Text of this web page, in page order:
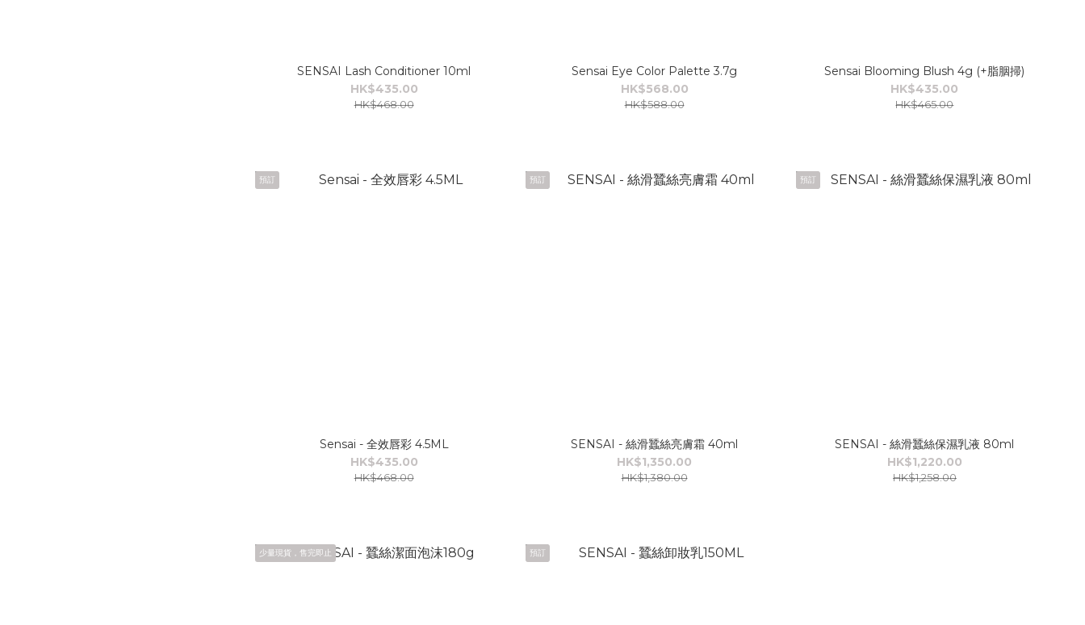
SENSAI Lash Conditioner 10ml
HK$435.00
HK$468.00
Sensai Eye Color Palette 3.7g
HK$568.00
HK$588.00
Sensai Blooming Blush 4g (+脂胭掃)
HK$435.00
HK$465.00
預訂
Sensai - 全效唇彩 4.5ML
HK$435.00
HK$468.00
預訂
SENSAI - 絲滑蠶絲亮膚霜 40ml
HK$1,350.00
HK$1,380.00
預訂
SENSAI - 絲滑蠶絲保濕乳液 80ml
HK$1,220.00
HK$1,258.00
少量現貨，售完即止 預訂